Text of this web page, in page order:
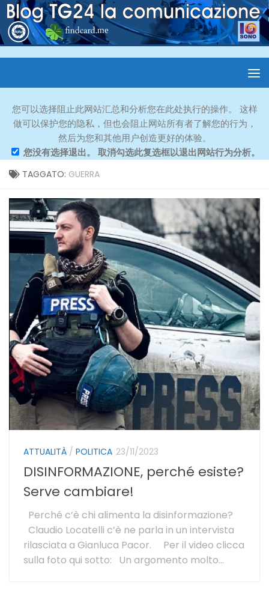
您可以选择阻止此网站汇总和分析您在此处执行的操作。 这样
做可以保护您的隐私，但也会阻止网站所有者了解您的行为，
然后为您和其他用户创造更好的体验。
您没有选择退出。 取消勾选此复选框以退出网站行为分析。
TAGGATO: GUERRA
ATTUALITÀ / POLITICA 23/11/2023
DISINFORMAZIONE, perché esiste?
Serve cambiare!
Perché c’è chi alimenta la disinformazione?
Claudio Locatelli c’è ne parla in un intervista
rilasciata a Gianluca Pacor. Per il video clicca
sulla foto qui sotto: Un argomento molto...